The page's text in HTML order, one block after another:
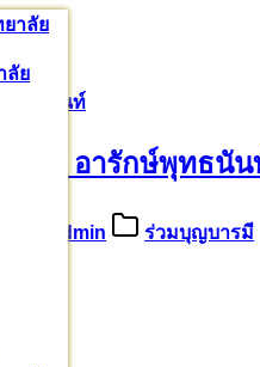
ลัย
พุทธนันท์
ญจน์ อารักษ์พุทธนัน
admin ร่วมบุญบารมี